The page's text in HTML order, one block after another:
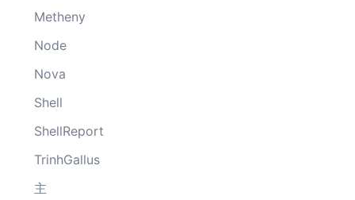
Metheny
Node
Nova
Shell
ShellReport
TrinhGallus
主